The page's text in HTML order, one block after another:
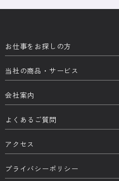
お仕事をお探しの方
当社の商品・サービス
会社案内
よくあるご質問
アクセス
プライバシーポリシー